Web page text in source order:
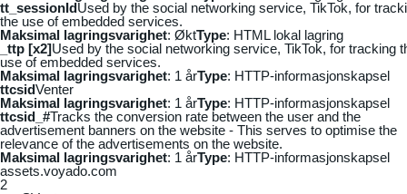
tt_sessionIdUsed by the social networking service, TikTok, for
the use of embedded services.
Maksimal lagringsvarighet: ØktType: HTML lokal lagring
_ttp [x2]Used by the social networking service, TikTok, for tracking
use of embedded services.
Maksimal lagringsvarighet: 1 årType: HTTP-informasjonskapsel
ttcsidVenter
Maksimal lagringsvarighet: 1 årType: HTTP-informasjonskapsel
ttcsid_#Tracks the conversion rate between the user and the
advertisement banners on the website - This serves to optimise the
relevance of the advertisements on the website.
Maksimal lagringsvarighet: 1 årType: HTTP-informasjonskapsel
assets.voyado.com
2